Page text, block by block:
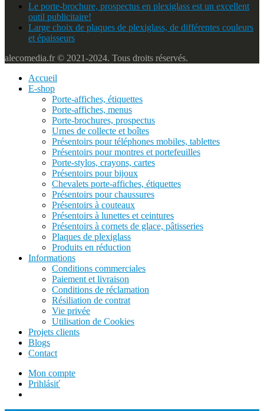
Le porte-brochure, prospectus en plexiglass est un excellent
outil publicitaire!
Large choix de plaques de plexiglass, de différentes couleurs
et épaisseurs
alecomedia.fr © 2021-2024. Tous droits réservés.
Accueil
E-shop
Porte-affiches, étiquettes
Porte-affiches, menus
Porte-brochures, prospectus
Urnes de collecte et boîtes
Présentoirs pour téléphones mobiles, tablettes
Présentoirs pour montres et portefeuilles
Porte-stylos, crayons, cartes
Présentoirs pour bijoux
Chevalets porte-affiches, étiquettes
Présentoirs pour chaussures
Présentoirs à couteaux
Présentoirs à lunettes et ceintures
Présentoirs à cornets de glace, pâtisseries
Plaques de plexiglass
Produits en réduction
Informations
Conditions commerciales
Paiement et livraison
Conditions de réclamation
Résiliation de contrat
Vie privée
Utilisation de Cookies
Projets clients
Blogs
Contact
Mon compte
Prihlásiť